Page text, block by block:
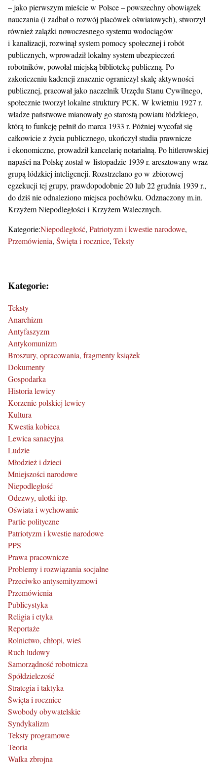
– jako pierwszym mieście w Polsce – powszechny obowiązek
nauczania (i zadbał o rozwój placówek oświatowych), stworzył
również zalążki nowoczesnego systemu wodociągów
i kanalizacji, rozwinął system pomocy społecznej i robót
publicznych, wprowadził lokalny system ubezpieczeń
robotników, powołał miejską bibliotekę publiczną. Po
zakończeniu kadencji znacznie ograniczył skalę aktywności
publicznej, pracował jako naczelnik Urzędu Stanu Cywilnego,
społecznie tworzył lokalne struktury PCK. W kwietniu 1927 r.
władze państwowe mianowały go starostą powiatu łódzkiego,
którą to funkcję pełnił do marca 1933 r. Później wycofał się
całkowicie z życia publicznego, ukończył studia prawnicze
i ekonomiczne, prowadził kancelarię notarialną. Po hitlerowskiej
napaści na Polskę został w listopadzie 1939 r. aresztowany wraz
grupą łódzkiej inteligencji. Rozstrzelano go w zbiorowej
egzekucji tej grupy, prawdopodobnie 20 lub 22 grudnia 1939 r.,
do dziś nie odnaleziono miejsca pochówku. Odznaczony m.in.
Krzyżem Niepodległości i Krzyżem Walecznych.
Kategorie:Niepodległość Patriotyzm i kwestie narodowe
Przemówienia Święta i rocznice Teksty
Kategorie:
Teksty
Anarchizm
Antyfaszyzm
Antykomunizm
Broszury, opracowania, fragmenty książek
Dokumenty
Gospodarka
Historia lewicy
Korzenie polskiej lewicy
Kultura
Kwestia kobieca
Lewica sanacyjna
Ludzie
Młodzież i dzieci
Mniejszości narodowe
Niepodległość
Odezwy, ulotki itp.
Oświata i wychowanie
Partie polityczne
Patriotyzm i kwestie narodowe
PPS
Prawa pracownicze
Problemy i rozwiązania socjalne
Przeciwko antysemityzmowi
Przemówienia
Publicystyka
Religia i etyka
Reportaże
Rolnictwo, chłopi, wieś
Ruch ludowy
Samorządność robotnicza
Spółdzielczość
Strategia i taktyka
Święta i rocznice
Swobody obywatelskie
Syndykalizm
Teksty programowe
Teoria
Walka zbrojna